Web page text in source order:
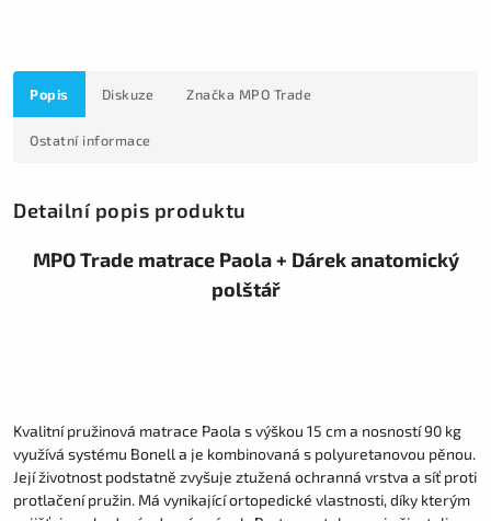
Popis Diskuze Značka MPO Trade
Ostatní informace
Detailní popis produktu
MPO Trade matrace Paola + Dárek anatomický
polštář
Kvalitní pružinová matrace Paola s výškou 15 cm a nosností 90 kg
využívá systému Bonell a je kombinovaná s polyuretanovou pěnou.
Její životnost podstatně zvyšuje ztužená ochranná vrstva a síť proti
protlačení pružin. Má vynikající ortopedické vlastnosti, díky kterým